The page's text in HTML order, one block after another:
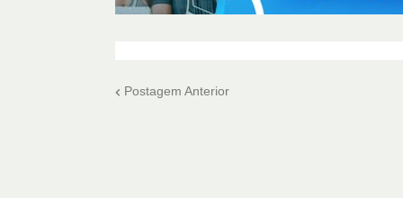
Postagem Anterior